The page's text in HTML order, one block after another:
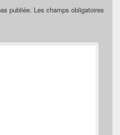
publiée. Les champs obligatoires